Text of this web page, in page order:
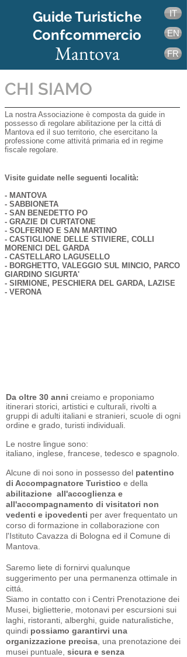
Mantova
Guide Turistiche
Confcommercio
IT
EN
FR
CHI SIAMO
La nostra Associazione è composta da guide in
possesso di regolare abilitazione per la cittá di
Mantova ed il suo territorio, che esercitano la
professione come attivitá primaria ed in regime
fiscale regolare.
​Visite guidate nelle seguenti località:
- MANTOVA
- SABBIONETA
- SAN BENEDETTO PO
- GRAZIE DI CURTATONE
- SOLFERINO E SAN MARTINO
- CASTIGLIONE DELLE STIVIERE, COLLI
MORENICI DEL GARDA
- CASTELLARO LAGUSELLO
- BORGHETTO, VALEGGIO SUL MINCIO, PARCO
GIARDINO SIGURTA'
- SIRMIONE, PESCHIERA DEL GARDA, LAZISE
- VERONA
Da oltre 30 anni creiamo e proponiamo
itinerari storici, artistici e culturali, rivolti a
gruppi di adulti italiani e stranieri, scuole di ogni
ordine e grado, turisti individuali.
Le nostre lingue sono:
italiano, inglese, francese, tedesco e spagnolo.
Alcune di noi sono in possesso del patentino
di Accompagnatore Turistico e della
abilitazione all'accoglienza e
all'accompagnamento di visitatori non
vedenti e ipovedenti per aver frequentato un
corso di formazione in collaborazione con
l'Istituto Cavazza di Bologna ed il Comune di
Mantova.
Saremo liete di fornirvi qualunque
suggerimento per una permanenza ottimale in
cittá.
Siamo in contatto con i Centri Prenotazione dei
Musei, biglietterie, motonavi per escursioni sui
laghi, ristoranti, alberghi, guide naturalistiche,
quindi possiamo garantirvi una
organizzazione precisa , una prenotazione dei
musei puntuale, sicura e senza